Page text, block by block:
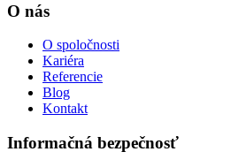
O nás
O spoločnosti
Kariéra
Referencie
Blog
Kontakt
Informačná bezpečnosť